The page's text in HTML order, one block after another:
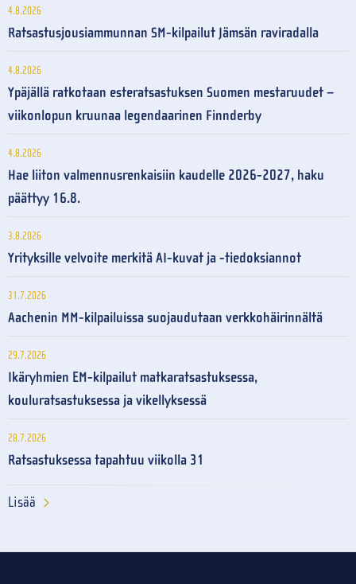
4.8.2026
Ratsastusjousiammunnan SM-kilpailut Jämsän raviradalla
4.8.2026
Ypäjällä ratkotaan esteratsastuksen Suomen mestaruudet –
viikonlopun kruunaa legendaarinen Finnderby
4.8.2026
Hae liiton valmennusrenkaisiin kaudelle 2026-2027, haku
päättyy 16.8.
3.8.2026
Yrityksille velvoite merkitä AI-kuvat ja -tiedoksiannot
31.7.2026
Aachenin MM-kilpailuissa suojaudutaan verkkohäirinnältä
29.7.2026
Ikäryhmien EM-kilpailut matkaratsastuksessa,
kouluratsastuksessa ja vikellyksessä
28.7.2026
Ratsastuksessa tapahtuu viikolla 31
Lisää